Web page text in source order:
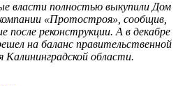
власти полностью выкупили Дом
«Протостроя», сообщив,
после реконструкции. А в декабре
на баланс правительственной
Калининградской области.